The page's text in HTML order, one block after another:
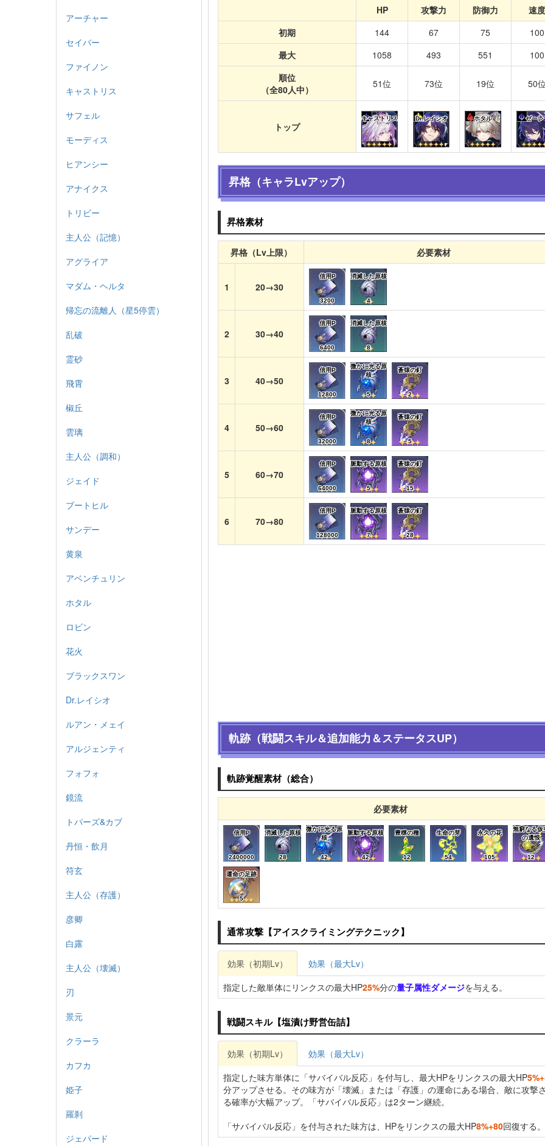
アーチャー
セイバー
ファイノン
キャストリス
サフェル
モーディス
ヒアンシー
アナイクス
トリビー
主人公（記憶）
アグライア
マダム・ヘルタ
帰忘の流離人（星5停雲）
乱破
霊砂
飛霄
椒丘
雲璃
主人公（調和）
ジェイド
ブートヒル
サンデー
黄泉
アベンチュリン
ホタル
ロビン
花火
ブラックスワン
Dr.レイシオ
ルアン・メェイ
アルジェンティ
フォフォ
鏡流
トパーズ&カブ
丹恒・飲月
符玄
主人公（存護）
彦卿
白露
主人公（壊滅）
刃
景元
クラーラ
カフカ
姫子
羅刹
ジェパード
HP 攻撃力 防御力
速度
初期
144 67 75
100
最大
1058 493 551
100
順位
（全80人中）
51位 73位 19位 50
トップ
キャストリス Dr.レイシオ ホタル ゼーレ
昇格（キャラLvアップ）
昇格素材
昇格（Lv上限） 必要素材
1 20→30
信用P
3200
消滅した原核
4
2 30→40
信用P
6400
消滅した原核
8
3 40→50
信用P
12800
微かに光る原
核
5
蒼猿の釘
2
4 50→60
信用P
32000
微かに光る原
核
8
蒼猿の釘
5
5 60→70
信用P
64000
脈動する原核
5
蒼猿の釘
15
6 70→80
信用P
128000
脈動する原核
7
蒼猿の釘
28
軌跡（戦闘スキル＆追加能力＆ステータスUP）
軌跡覚醒素材（総合）
必要素材
信用P
2400000
消滅した原核
28
微かに光る原
核
42
脈動する原核
42
豊穣の種
12
生命の芽
54
永久の花
105
無窮なる仮
の遺恨
12
運命の足跡
5
通常攻撃【アイスクライミングテクニック】
効果（初期Lv）
効果（最大Lv）
指定した敵単体にリンクスの最大HP25%分の量子属性ダメージを与える。
戦闘スキル【塩漬け野営缶詰】
効果（初期Lv）
効果（最大Lv）
指定した味方単体に「サバイバル反応」を付与し、最大HPをリンクスの最大HP
分アップさせる。その味方が「壊滅」または「存護」の運命にある場合、敵に攻撃
る確率が大幅アップ。「サバイバル反応」は2ターン継続。
「サバイバル反応」を付与された味方は、HPをリンクスの最大HP8%+80回復する。